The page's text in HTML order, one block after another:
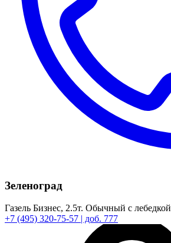
Зеленоград
Газель Бизнес, 2.5т. Обычный с лебедкой
+7 (495) 320-75-57 | доб. 777